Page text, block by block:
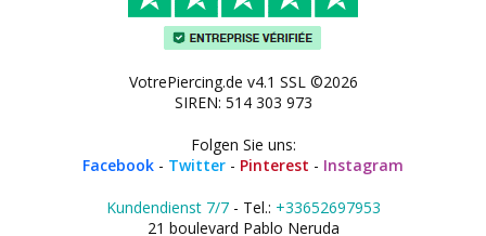
VotrePiercing.de v4.1 SSL ©2026
SIREN: 514 303 973
Folgen Sie uns:
Facebook - Twitter - Pinterest - Instagram
Kundendienst 7/7- Tel.: +33652697953
21 boulevard Pablo Neruda